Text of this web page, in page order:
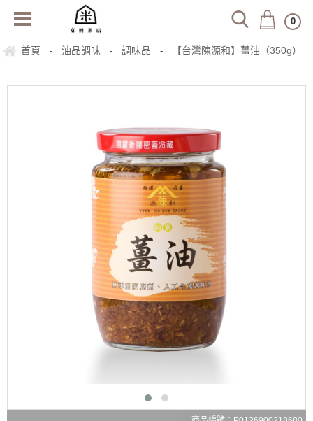
0
首頁 - 油品調味 - 調味品 - 【台灣陳源和】薑油（350g）